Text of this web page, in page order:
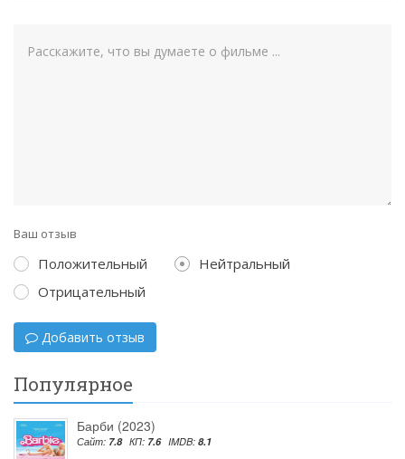
Ваш отзыв
Положительный
Нейтральный
Отрицательный
Добавить отзыв
Популярное
Барби (2023)
Сайт: 7.8 КП: 7.6 IMDB: 8.1